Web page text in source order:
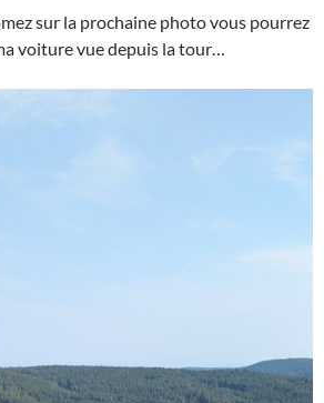
sur la prochaine photo vous pourrez
voiture vue depuis la tour…